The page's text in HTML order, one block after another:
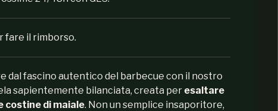
fare il rimborso.
dal fascino autentico del barbecue con il nostro
sapientemente bilanciata, creata per esaltare
costine di maiale. Non un semplice insaporitore,